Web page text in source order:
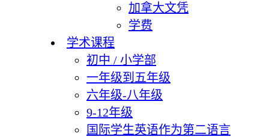
加拿大文凭
学费
学术课程
初中 / 小学部
一年级到五年级
六年级-八年级
9-12年级
国际学生英语作为第二语言